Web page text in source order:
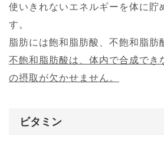
使いきれないエネルギーを体に貯
す。
脂肪には飽和脂肪酸、不飽和脂肪
不飽和脂肪酸は、体内で合成でき
の摂取が欠かせません。
ビタミン